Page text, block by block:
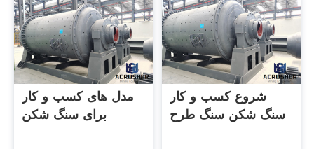
مدل های کسب و کار
برای سنگ شکن
شروع کسب و کار
سنگ شکن سنگ طرح